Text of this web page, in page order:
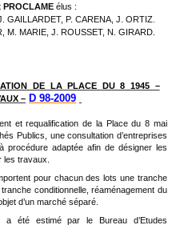
PROCLAMEélus :
GAILLARDET, P. CARENA, J. ORTIZ.
M. MARIE, J. ROUSSET, N. GIRARD.
DE LA PLACE DU 8 1945 –
– D 98-2009
et requalification de la Place du 8 mai
Publics, une consultation d’entreprises
procédure adaptée afin de désigner les
les travaux.
pour chacun des lots une tranche
conditionnelle, réaménagement du
d’un marché séparé.
a été estimé par le Bureau d’Etudes